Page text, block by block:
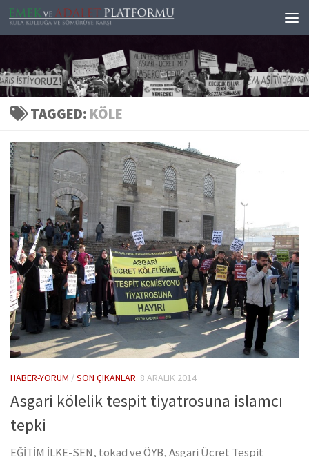
Skip to content
TAGGED: KÖLE
HABER-YORUM /SON ÇIKANLAR 8 ARALIK 2014
Asgari kölelik tespit tiyatrosuna islamcı
tepki
EĞİTİM İLKE-SEN, tokad ve ÖYB, Asgari Ücret Tespit